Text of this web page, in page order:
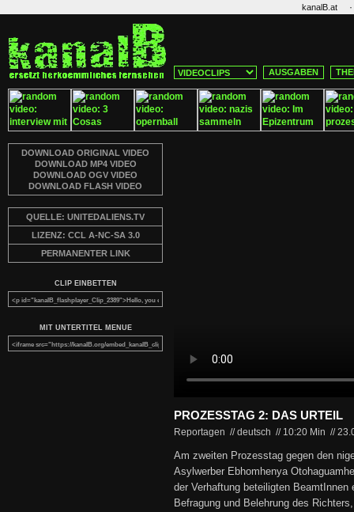
kanalB.at ·
AUSGABEN
DOWNLOAD ORIGINAL VIDEO
DOWNLOAD MP4 VIDEO
DOWNLOAD OGV VIDEO
DOWNLOAD FLASH VIDEO
QUELLE: UNITEDALIENS.TV
LIZENZ: CCL A-NC-SA 3.0
PERMANENTER LINK
CLIP EINBETTEN
MIT UNTERTITEL MENUE
PROZESSTAG 2: DAS URTEIL
Reportagen // deutsch // 10:20 Min //
Am zweiten Prozesstag gegen den
Asylwerber Ebhomhenya
der Verhaftung beteiligten BeamtInnen
Befragung und Belehrung des